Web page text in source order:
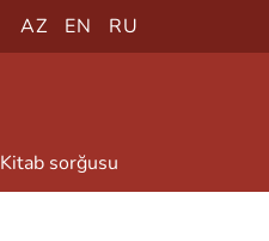
AZ EN RU
Kitab sorğusu